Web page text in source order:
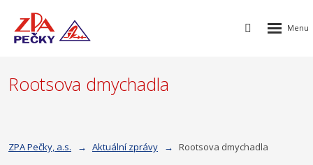
Vyhledávání
Rozbalení
Rootsova dmychadla
ZPA Pečky, a.s. Aktuální zprávy Rootsova dmychadla